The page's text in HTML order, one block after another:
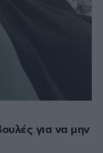
για να μην